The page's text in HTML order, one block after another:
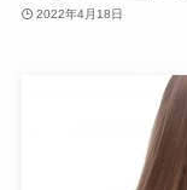
2022年4月18日